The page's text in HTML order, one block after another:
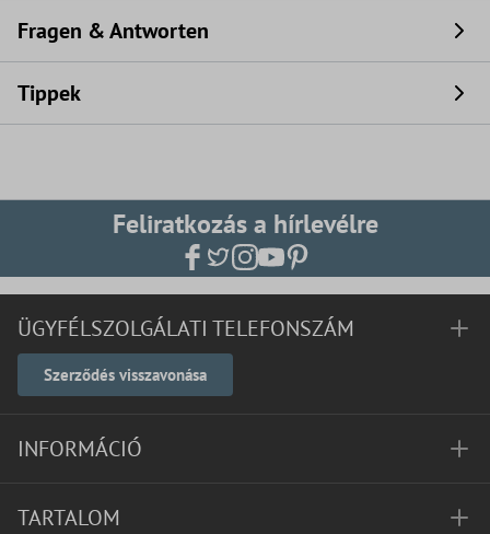
Fragen & Antworten
Tippek
Feliratkozás a hírlevélre
ÜGYFÉLSZOLGÁLATI TELEFONSZÁM
Szerződés visszavonása
INFORMÁCIÓ
TARTALOM